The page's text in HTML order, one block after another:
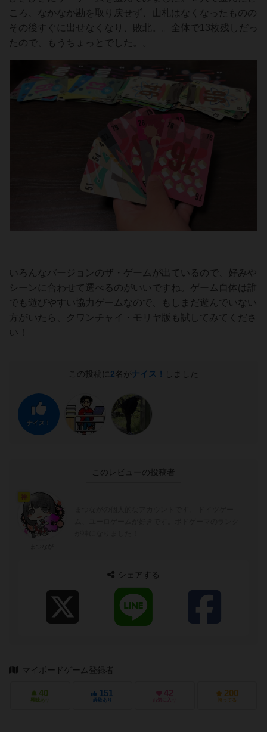
ころ、なかなか勘を取り戻せず、山札はなくなったものの
その後すぐに出せなくなり、敗北。。全体で13枚残しだっ
たので、もうちょっとでした。。
いろんなバージョンのザ・ゲームが出ているので、好みや
シーンに合わせて選べるのがいいですね。ゲーム自体は誰
でも遊びやすい協力ゲームなので、もしまだ遊んでいない
方がいたら、クワンチャイ・モリヤ版も試してみてくださ
い！
この投稿に 2名がナイス！ しました
ナイス！
このレビューの投稿者
シェアする
マイボードゲーム登録者
40
興味あり
151
経験あり
42
お気に入り
200
持ってる